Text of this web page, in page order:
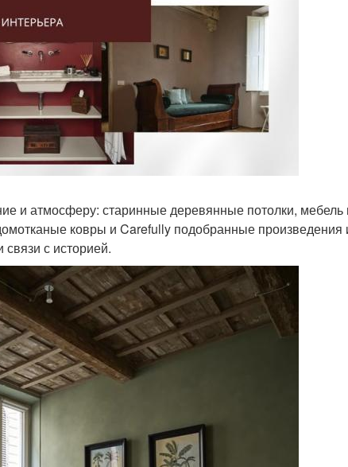
и атмосферу: старинные деревянные потолки, мебель
ковры и Carefully подобранные произведения
с историей.